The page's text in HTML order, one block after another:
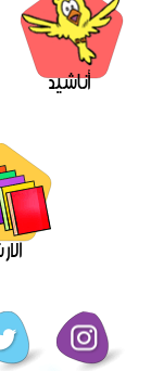
أناشيد